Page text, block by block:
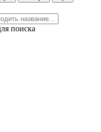
поиска